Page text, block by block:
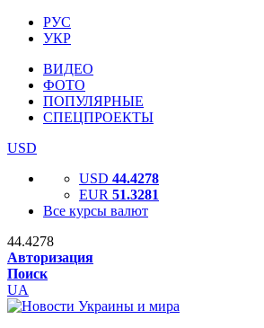
РУС
УКР
ВИДЕО
ФОТО
ПОПУЛЯРНЫЕ
СПЕЦПРОЕКТЫ
USD
USD 44.4278
EUR 51.3281
Все курсы валют
44.4278
Авторизация
Поиск
UA